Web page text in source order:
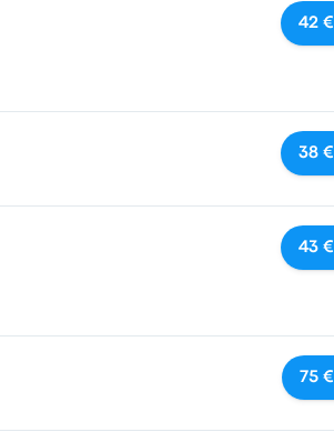
Sin etiquetas
42 €
Sin etiquetas
38 €
Sin etiquetas
43 €
Sin etiquetas
75 €